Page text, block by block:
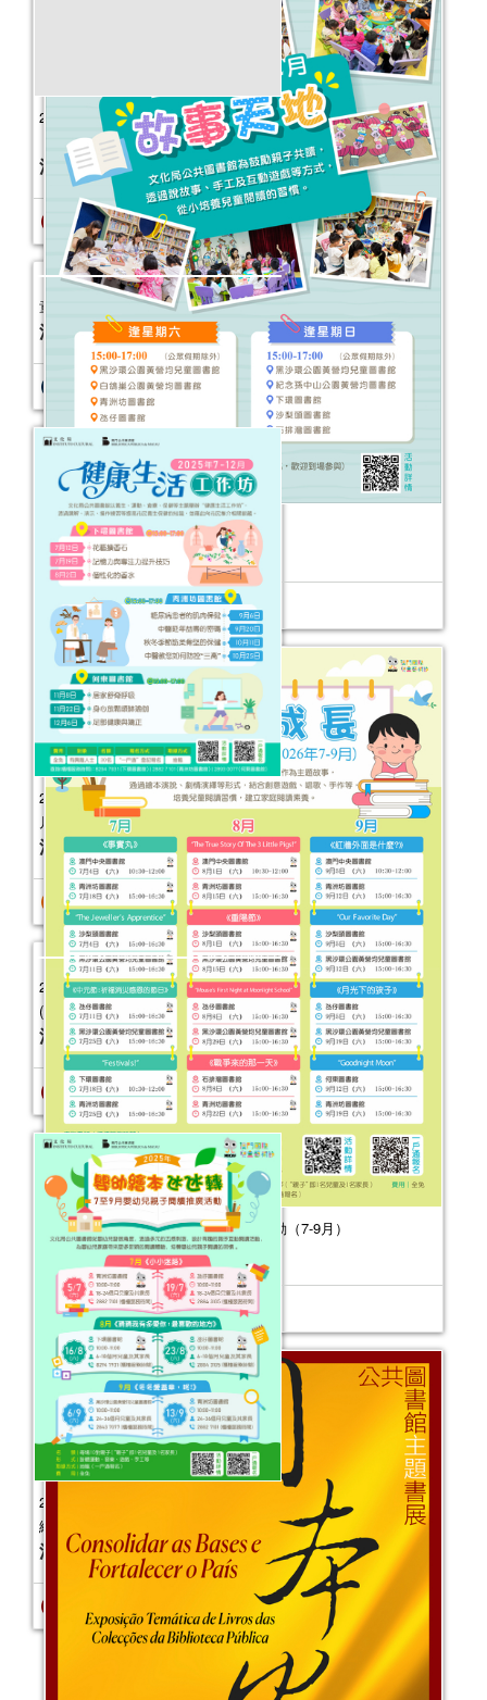
2026年故事天地 (7-12月)
活動日期： 2026年07月04日
2026年“書香伴成長”親子閱讀推廣活動（7-9月）
活動日期：2026年07月04日
2025年“書香伴成長”親子閱讀推廣活動
（10-12月）
活動日期：2025年10月04日
報名結束
童話真諦──公共圖書館館藏主題書展
活動日期：2025年08月22日
2025健康生活工作坊（2025年7-12
月）
活動日期：
報名結束